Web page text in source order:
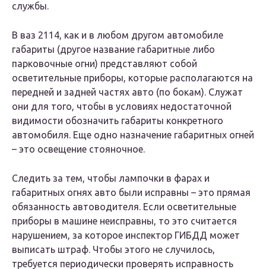
службы.
В ваз 2114, как и в любом другом автомобиле
габариты (другое название габаритные либо
парковочные огни) представляют собой
осветительные приборы, которые располагаются на
передней и задней частях авто (по бокам). Служат
они для того, чтобы в условиях недостаточной
видимости обозначить габариты конкретного
автомобиля. Еще одно назначение габаритных огней
– это освещение стояночное.
Следить за тем, чтобы лампочки в фарах и
габаритных огнях авто были исправны – это прямая
обязанность автоводителя. Если осветительные
приборы в машине неисправны, то это считается
нарушением, за которое инспектор ГИБДД может
выписать штраф. Чтобы этого не случилось,
требуется периодически проверять исправность